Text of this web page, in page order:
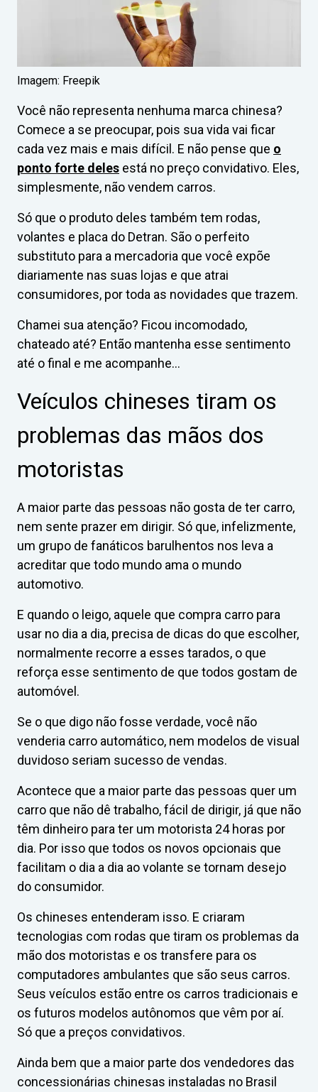
Imagem: Freepik
Você não representa nenhuma marca chinesa?
Comece a se preocupar, pois sua vida vai ficar
cada vez mais e mais difícil. E não pense que o
ponto forte deles está no preço convidativo. Eles,
simplesmente, não vendem carros.
Só que o produto deles também tem rodas,
volantes e placa do Detran. São o perfeito
substituto para a mercadoria que você expõe
diariamente nas suas lojas e que atrai
consumidores, por toda as novidades que trazem.
Chamei sua atenção? Ficou incomodado,
chateado até? Então mantenha esse sentimento
até o final e me acompanhe…
Veículos chineses tiram os
problemas das mãos dos
motoristas
A maior parte das pessoas não gosta de ter carro,
nem sente prazer em dirigir. Só que, infelizmente,
um grupo de fanáticos barulhentos nos leva a
acreditar que todo mundo ama o mundo
automotivo.
E quando o leigo, aquele que compra carro para
usar no dia a dia, precisa de dicas do que escolher,
normalmente recorre a esses tarados, o que
reforça esse sentimento de que todos gostam de
automóvel.
Se o que digo não fosse verdade, você não
venderia carro automático, nem modelos de visual
duvidoso seriam sucesso de vendas.
Acontece que a maior parte das pessoas quer um
carro que não dê trabalho, fácil de dirigir, já que não
têm dinheiro para ter um motorista 24 horas por
dia. Por isso que todos os novos opcionais que
facilitam o dia a dia ao volante se tornam desejo
do consumidor.
Os chineses entenderam isso. E criaram
tecnologias com rodas que tiram os problemas da
mão dos motoristas e os transfere para os
computadores ambulantes que são seus carros.
Seus veículos estão entre os carros tradicionais e
os futuros modelos autônomos que vêm por aí.
Só que a preços convidativos.
Ainda bem que a maior parte dos vendedores das
concessionárias chinesas instaladas no Brasil